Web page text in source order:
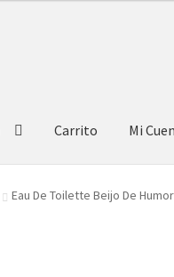
Carrito Mi
Eau De Toilette Beijo De